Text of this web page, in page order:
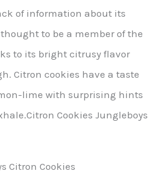
of information about its
to be a member of the
to its bright citrusy flavor
Citron cookies have a taste
lime with surprising hints
Cookies Jungleboys
Citron Cookies